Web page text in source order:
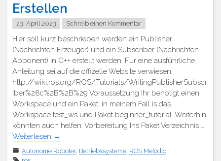
Erstellen
23. April 2023 Schreib einen Kommentar
Hier soll kurz beschrieben werden ein Publisher
(Nachrichten Erzeuger) und ein Subscriber (Nachrichten
Abbonent) in C++ erstellt werden. Für eine ausführliche
Anleitung sei auf die offizelle Website verwiesen.
http://wiki.ros.org/ROS/Tutorials/WritingPublisherSubscr
iber%28c%2B%2B%29 Voraussetzung Ihr benötigt einen
Workspace und ein Paket, in meinem Fall is das
Workspace test_ws und Paket beginner_tutorial. Weiterhin
könnten auch helfen: Vorbereitung Ins Paket Verzeichnis …
Weiterlesen →
Autonome Roboter, Betriebssysteme ROS Melodic